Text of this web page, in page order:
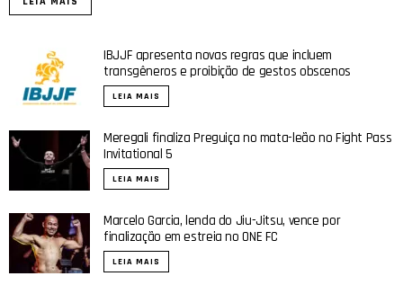
IBJJF apresenta novas regras que incluem
transgêneros e proibição de gestos obscenos
LEIA MAIS
Meregali finaliza Preguiça no mata-leão no Fight Pass
Invitational 5
LEIA MAIS
Marcelo Garcia, lenda do Jiu-Jitsu, vence por
finalização em estreia no ONE FC
LEIA MAIS